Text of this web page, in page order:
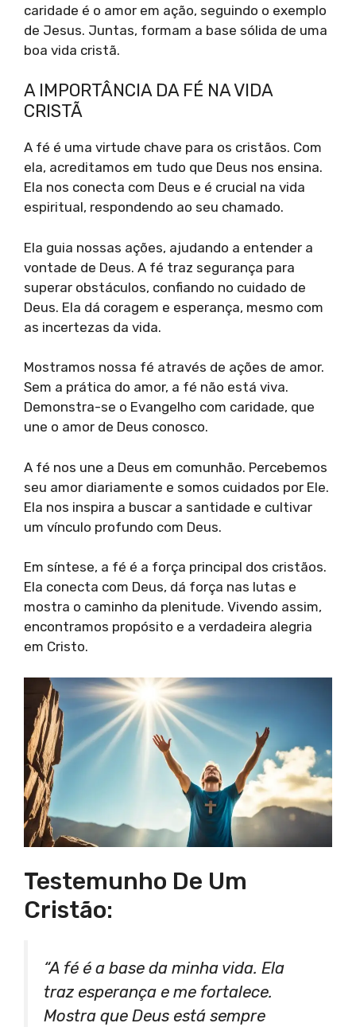
caridade é o amor em ação, seguindo o exemplo
de Jesus. Juntas, formam a base sólida de uma
boa vida cristã.
A IMPORTÂNCIA DA FÉ NA VIDA
CRISTÃ
A fé é uma virtude chave para os cristãos. Com
ela, acreditamos em tudo que Deus nos ensina.
Ela nos conecta com Deus e é crucial na vida
espiritual, respondendo ao seu chamado.
Ela guia nossas ações, ajudando a entender a
vontade de Deus. A fé traz segurança para
superar obstáculos, confiando no cuidado de
Deus. Ela dá coragem e esperança, mesmo com
as incertezas da vida.
Mostramos nossa fé através de ações de amor.
Sem a prática do amor, a fé não está viva.
Demonstra-se o Evangelho com caridade, que
une o amor de Deus conosco.
A fé nos une a Deus em comunhão. Percebemos
seu amor diariamente e somos cuidados por Ele.
Ela nos inspira a buscar a santidade e cultivar
um vínculo profundo com Deus.
Em síntese, a fé é a força principal dos cristãos.
Ela conecta com Deus, dá força nas lutas e
mostra o caminho da plenitude. Vivendo assim,
encontramos propósito e a verdadeira alegria
em Cristo.
Testemunho De Um
Cristão:
“A fé é a base da minha vida. Ela
traz esperança e me fortalece.
Mostra que Deus está sempre